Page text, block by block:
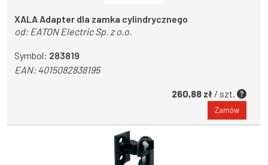
XALA Adapter dla zamka cylindrycznego
od: EATON Electric Sp. z o.o.
Symbol: 283819
EAN:4015082838195
260,88 zł / szt.
Zamów